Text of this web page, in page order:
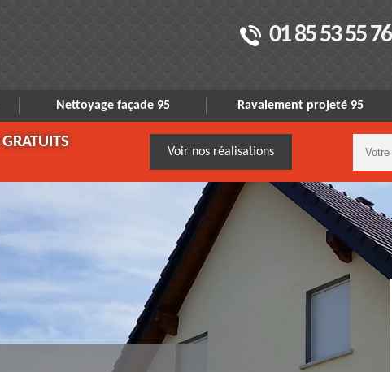
01 85 53 55 76
Nettoyage façade 95 Ravalement projeté 95
Voir nos réalisations